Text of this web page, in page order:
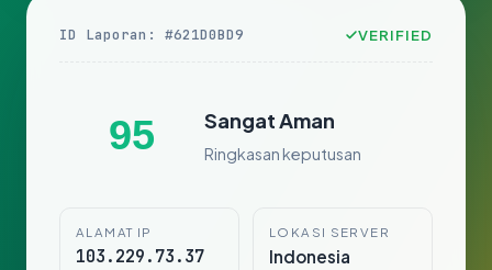
ID Laporan: #621D0BD9 VERIFIED
95 Sangat Aman
Ringkasan keputusan
ALAMAT IP
103.229.73.37
LOKASI SERVER
Indonesia